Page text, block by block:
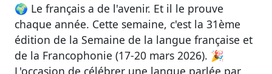
🌍 Le français a de l'avenir. Et il le prouve
chaque année. Cette semaine, c'est la 31ème
édition de la Semaine de la langue française et
de la Francophonie (17-20 mars 2026). 🎉
L'occasion de célébrer une langue parlée par